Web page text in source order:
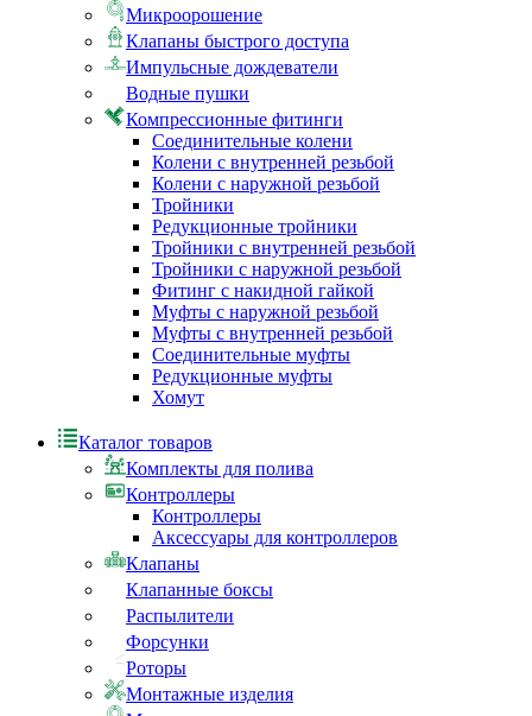
Микроорошение
Клапаны быстрого доступа
Импульсные дождеватели
Водные пушки
Компрессионные фитинги
Соединительные колени
Колени с внутренней резьбой
Колени с наружной резьбой
Тройники
Редукционные тройники
Тройники с внутренней резьбой
Тройники с наружной резьбой
Фитинг с накидной гайкой
Муфты с наружной резьбой
Муфты с внутренней резьбой
Соединительные муфты
Редукционные муфты
Хомут
Каталог товаров
Комплекты для полива
Контроллеры
Контроллеры
Аксессуары для контроллеров
Клапаны
Клапанные боксы
Распылители
Форсунки
Роторы
Монтажные изделия